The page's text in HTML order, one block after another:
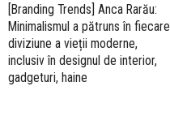
[Branding Trends] Anca Rarău:
Minimalismul a pătruns în fiecare
diviziune a vieții moderne,
inclusiv în designul de interior,
gadgeturi, haine